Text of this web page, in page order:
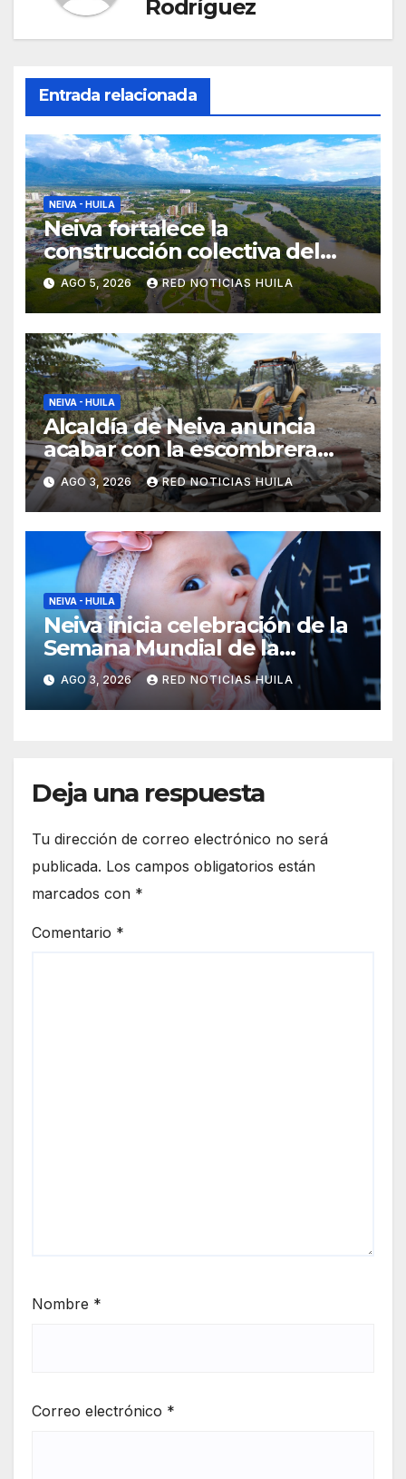
Rodríguez
Entrada relacionada
NEIVA - HUILA
Neiva fortalece la
construcción colectiva del
POT
AGO 5, 2026 RED NOTICIAS HUILA
NEIVA - HUILA
Alcaldía de Neiva anuncia
acabar con la escombrera
cercana al aeropuerto
AGO 3, 2026 RED NOTICIAS HUILA
NEIVA - HUILA
Neiva inicia celebración de la
Semana Mundial de la
Lactancia Materna con feria
gastronómica
AGO 3, 2026 RED NOTICIAS HUILA
Deja una respuesta
Tu dirección de correo electrónico no será
publicada. Los campos obligatorios están
marcados con *
Comentario *
Nombre *
Correo electrónico *